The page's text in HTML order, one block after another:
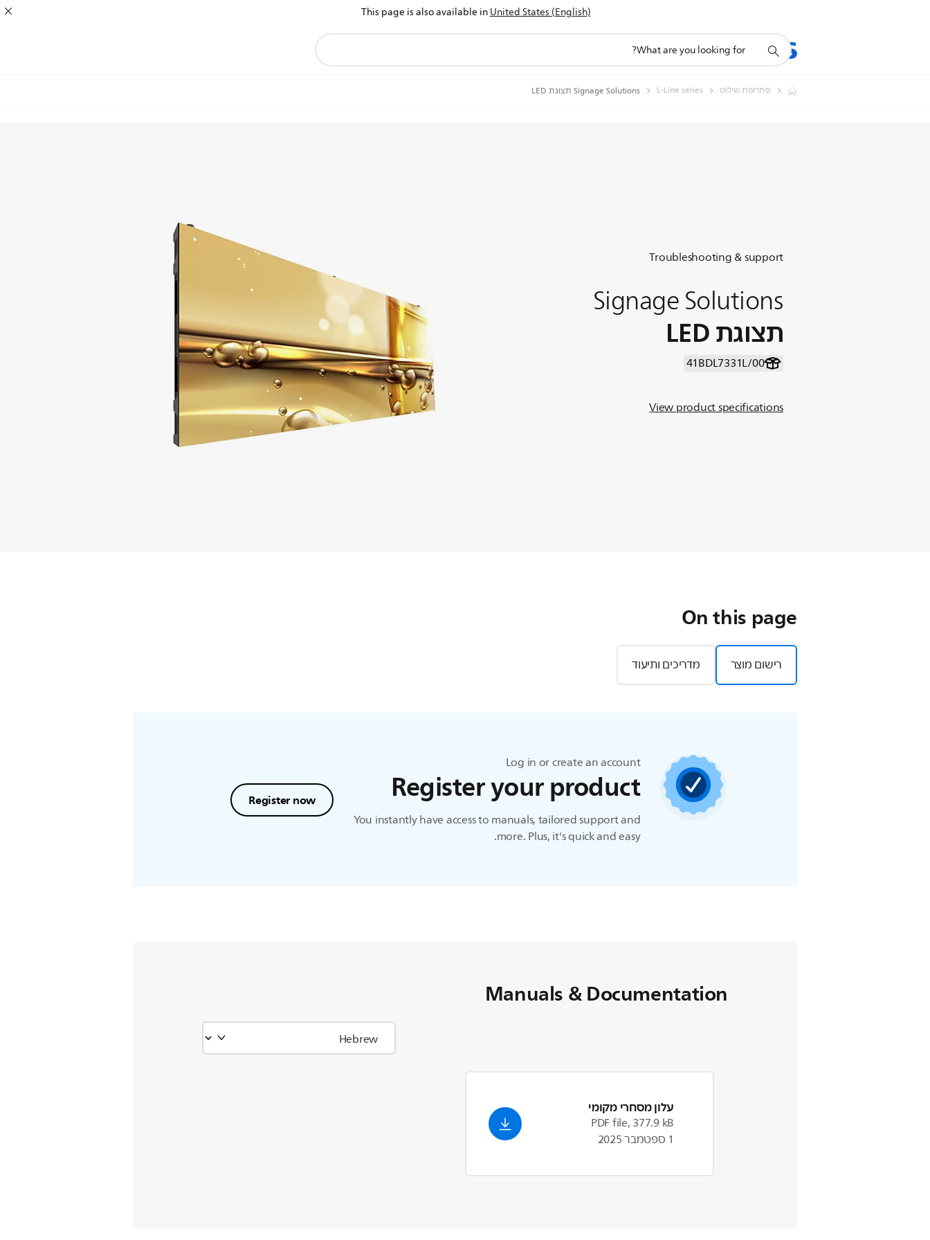
This page is also available inUnited States (English)
מוצרים תמיכה
תמיכה
בסמל
פתרונות שילוט L-Line series Signage Solutions תצוגת LED
Troubleshooting & support
Signage Solutions
תצוגת LED
41BDL7331L/00
View product specifications
On this page
רישום מוצר מדריכים ותיעוד
Log in or create an account
Register your product
You instantly have access to manuals, tailored support and
more. Plus, it's quick and easy.
Register now
Manuals & Documentation
עלון מסחרי מקומי
PDF file, 377.9 kB
1 ספטמבר 2025